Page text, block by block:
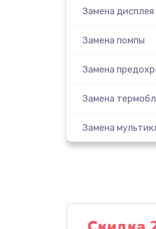
Замена дисплея
Замена помпы
Замена
Замена
Замена